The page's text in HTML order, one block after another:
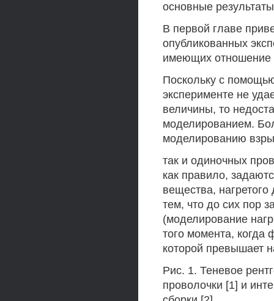
основные
В первой главе
опубликованных
имеющих отношение
Поскольку с
эксперименте не
величины, то
моделированием.
моделированию
так и одиночных
как правило,
вещества,
тем, что до сих пор
(моделирование
того момента, когда
которой превышает
Рис. 1. Теневое
проволочки [1] и